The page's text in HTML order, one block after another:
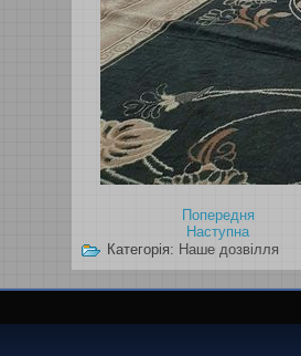
Попередня
Наступна
Категорія: Наше дозвілля